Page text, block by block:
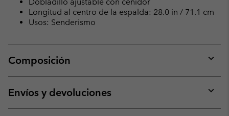
Dobladillo ajustable con ceñidor
Longitud al centro de la espalda: 28.0 in / 71.1 cm
Usos: Senderismo
Composición
or
Envíos y devoluciones
or